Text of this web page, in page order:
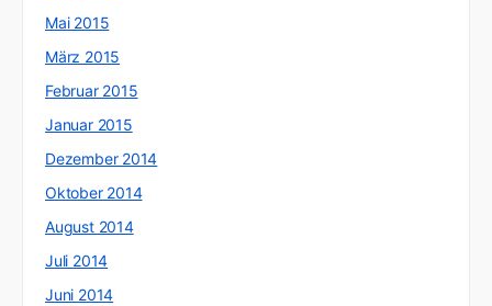
Mai 2015
März 2015
Februar 2015
Januar 2015
Dezember 2014
Oktober 2014
August 2014
Juli 2014
Juni 2014